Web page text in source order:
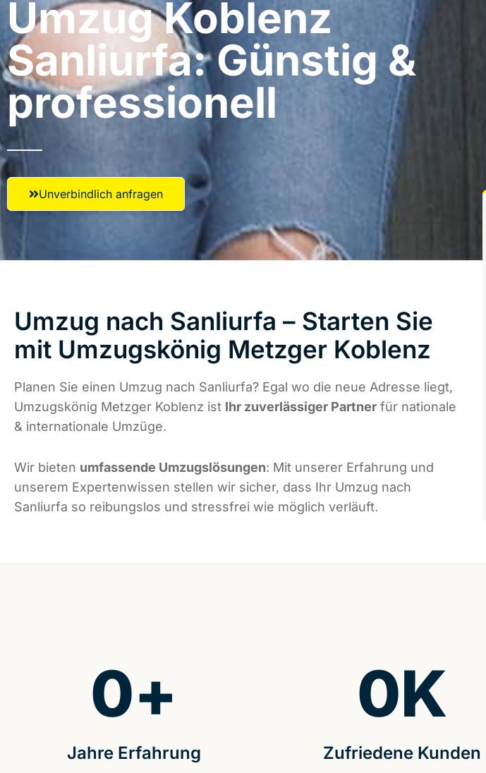
Umzug Koblenz​
Sanliurfa: Günstig &
professionell​
Unverbindlich anfragen
Umzug nach Sanliurfa – Starten Sie
mit Umzugskönig Metzger Koblenz
Planen Sie einen Umzug nach Sanliurfa? Egal wo die neue Adresse liegt,
Umzugskönig Metzger Koblenz ist Ihr zuverlässiger Partner für nationale
& internationale Umzüge.
Wir bieten umfassende Umzugslösungen: Mit unserer Erfahrung und
unserem Expertenwissen stellen wir sicher, dass Ihr Umzug nach
Sanliurfa so reibungslos und stressfrei wie möglich verläuft.
Jahre Erfahrung
0+
Zufriedene Kunden
0K